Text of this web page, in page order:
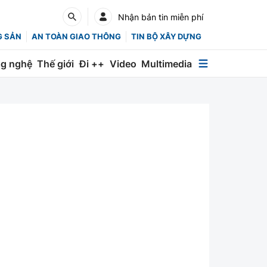
Nhận bản tin miễn phí
SẢN AN TOÀN GIAO THÔNG TIN BỘ XÂY DỰNG
nghệ Thế giới Đi ++ Video Multimedia